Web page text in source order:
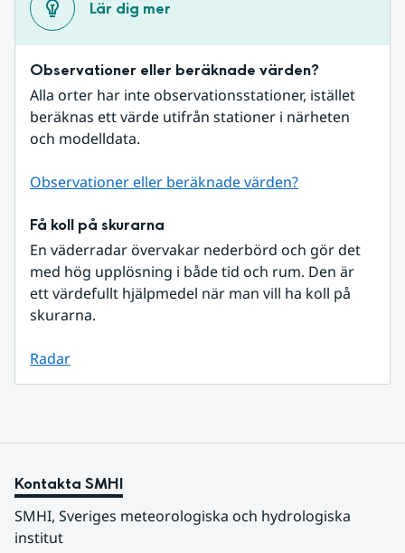
Lär dig mer
Observationer eller beräknade värden?
Alla orter har inte observationsstationer, istället
beräknas ett värde utifrån stationer i närheten
och modelldata.
Observationer eller beräknade värden?
Få koll på skurarna
En väderradar övervakar nederbörd och gör det
med hög upplösning i både tid och rum. Den är
ett värdefullt hjälpmedel när man vill ha koll på
skurarna.
Radar
Kontakta SMHI
SMHI, Sveriges meteorologiska och hydrologiska
institut